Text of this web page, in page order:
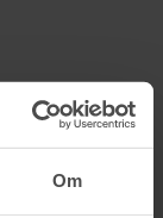
Om
oss på